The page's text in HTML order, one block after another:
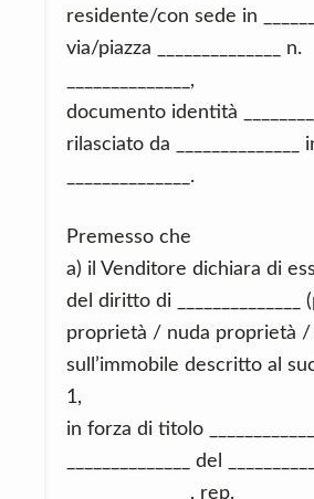
residente/con sede in
via/piazza ______________ n.
______________,
documento identità
rilasciato da ______________
______________.
Premesso che
a) il Venditore dichiara di
del diritto di ______________
proprietà / nuda proprietà /
sull’immobile descritto al
1,
in forza di titolo
______________ del
______________, rep.